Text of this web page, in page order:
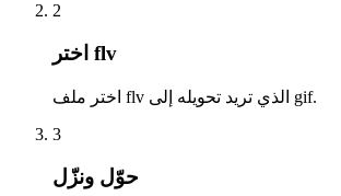
2
اختر flv
اختر ملف flv الذي تريد تحويله إلى gif.
3
حوّل ونزّل